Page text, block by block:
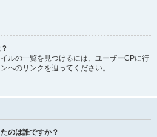
ルの一覧を見つけるには、ユーザーCPに行
へのリンクを辿ってください。
のは誰ですか？